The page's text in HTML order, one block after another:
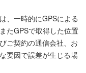
、一時的にGPSによる
たGPSで取得した位置
ご契約の通信会社、お
要因で誤差が生じる場